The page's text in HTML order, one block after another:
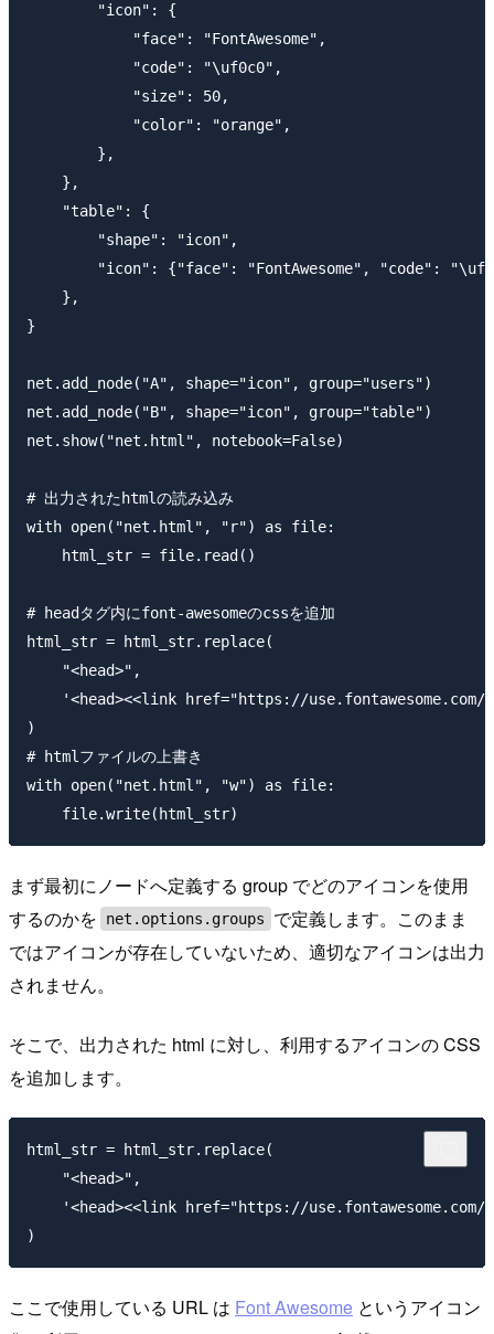
        "icon": {
            "face": "FontAwesome",
            "code": "\uf0c0",
            "size": 50,
            "color": "orange",
        },
    },
    "table": {
        "shape": "icon",
"icon": {"face": "FontAwesome", "code":
    },
}
net.add_node("A", shape="icon", group="users")
net.add_node("B", shape="icon", group="table")
net.show("net.html", notebook=False)
# 出力されたhtmlの読み込み
with open("net.html", "r") as file:
    html_str = file.read()
# headタグ内にfont-awesomeのcssを追加
html_str = html_str.replace(
    "<head>",
'<head><<link href="https://
)
# htmlファイルの上書き
with open("net.html", "w") as file:
まず最初にノードへ定義する group でどのアイコンを使用
するのかを
net.options.groups
で定義します。このまま
ではアイコンが存在していないため、適切なアイコンは出力
されません。
そこで、出力された html に対し、利用するアイコンの CSS
を追加します。
html_str = html_str.replace(
    "<head>",
'<head><<link href="https://
ここで使用している URL は Font Awesome というアイコン